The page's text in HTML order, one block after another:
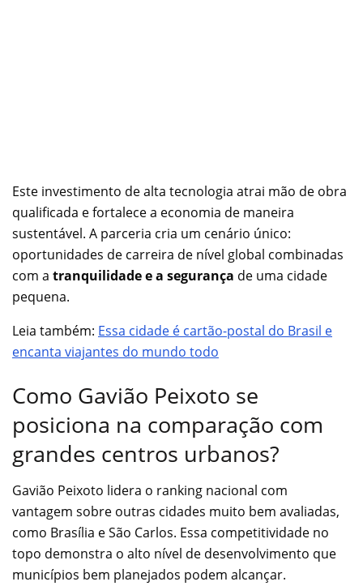
Este investimento de alta tecnologia atrai mão de obra
qualificada e fortalece a economia de maneira
sustentável. A parceria cria um cenário único:
oportunidades de carreira de nível global combinadas
com a tranquilidade e a segurança de uma cidade
pequena.
Leia também: Essa cidade é cartão-postal do Brasil e
encanta viajantes do mundo todo
Como Gavião Peixoto se
posiciona na comparação com
grandes centros urbanos?
Gavião Peixoto lidera o ranking nacional com
vantagem sobre outras cidades muito bem avaliadas,
como Brasília e São Carlos. Essa competitividade no
topo demonstra o alto nível de desenvolvimento que
municípios bem planejados podem alcançar.